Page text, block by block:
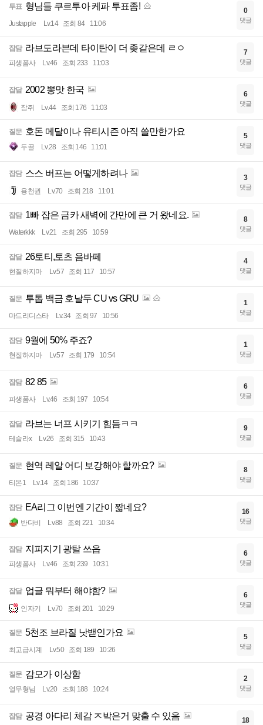
투표 형님들 쿠르투아 케파 투표좀!
Justapple Lv.14 조회 84 11:06
0
댓글
잡담 라브도라븐데 타이탄이 더 좆같은데 ㄹㅇ
피생폼사 Lv.46 조회 233 11:03
7
댓글
잡담 2002 뽕맛 한국
잠쥐 Lv.44 조회 176 11:03
6
댓글
질문 호돈 메달이나 유티시즌 아직 쓸만한가요
두골 Lv.28 조회 146 11:01
5
댓글
잡담 스스 버프는 어떻게하려나
용천권 Lv.70 조회 218 11:01
3
댓글
잡담 1빠 잡은 금카 새벽에 간만에 큰 거 왔네요.
Waterkkk Lv.21 조회 295 10:59
8
댓글
잡담 26토티,토츠 음바페
현질하지마 Lv.57 조회 117 10:57
4
댓글
질문 투톱 백금 호날두 CU vs GRU
마드리디스타 Lv.34 조회 97 10:56
1
댓글
잡담 9월에 50% 주죠?
현질하지마 Lv.57 조회 179 10:54
1
댓글
잡담 82 85
피생폼사 Lv.46 조회 197 10:54
6
댓글
잡담 라브는 너프 시키기 힘듬ㅋㅋ
테슬라x Lv.26 조회 315 10:43
9
댓글
질문 현역 레알 어디 보강해야 할까요?
티몬1 Lv.14 조회 186 10:37
8
댓글
잡담 EA리그 이번엔 기간이 짧네요?
반다비 Lv.88 조회 221 10:34
16
댓글
잡담 지피지기 광탈 쓰읍
피생폼사 Lv.46 조회 239 10:31
6
댓글
잡담 업글 뭐부터 해야함?
인자기 Lv.70 조회 201 10:29
6
댓글
질문 5천조 브라질 낫밷인가요
최고급시계 Lv.50 조회 189 10:26
5
댓글
질문 감모가 이상함
열무형님 Lv.20 조회 188 10:24
2
댓글
잡담 공경 아다리 체감 ㅈ박은거 맞출 수 있음 18